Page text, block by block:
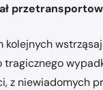
kolejnych
tragicznego
z niewiadomych